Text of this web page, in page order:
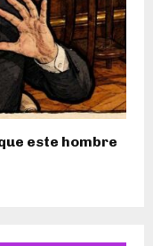
este hombre